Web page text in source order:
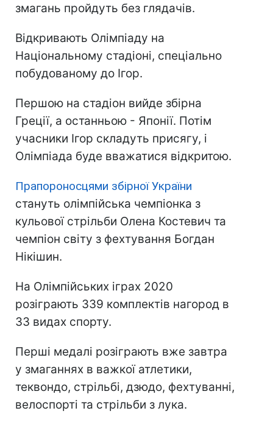
змагань пройдуть без глядачів.
Відкривають Олімпіаду на
Національному стадіоні, спеціально
побудованому до Ігор.
Першою на стадіон вийде збірна
Греції, а останньою - Японії. Потім
учасники Ігор складуть присягу, і
Олімпіада буде вважатися відкритою.
Прапороносцями збірної України
стануть олімпійська чемпіонка з
кульової стрільби Олена Костевич та
чемпіон світу з фехтування Богдан
Нікішин.
На Олімпійських іграх 2020
розіграють 339 комплектів нагород в
33 видах спорту.
Перші медалі розіграють вже завтра
у змаганнях в важкої атлетики,
теквондо, стрільбі, дзюдо, фехтуванні,
велоспорті та стрільби з лука.